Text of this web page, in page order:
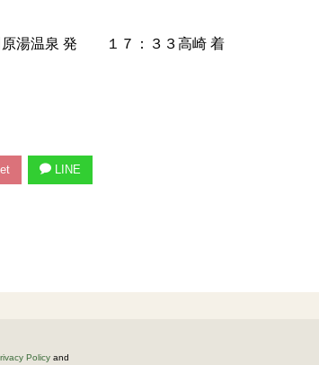
原湯温泉 発 １７：３３高崎 着
LINE
Policy and